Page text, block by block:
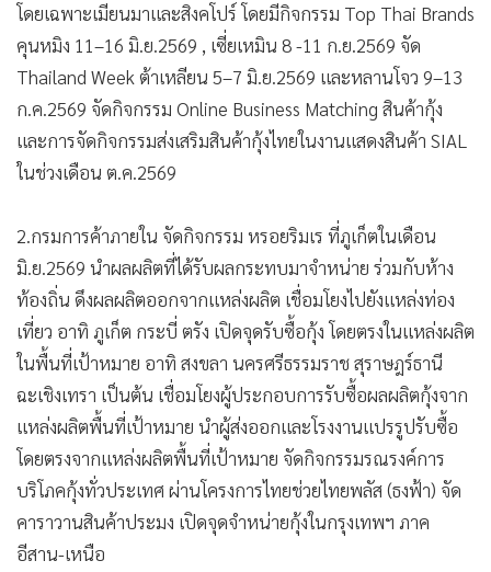
โดยเฉพาะเมียนมาและสิงคโปร์ โดยมีกิจกรรม Top Thai Brands
คุนหมิง 11–16 มิ.ย.2569 , เซี่ยเหมิน 8 -11 ก.ย.2569 จัด
Thailand Week ต้าเหลียน 5–7 มิ.ย.2569 และหลานโจว 9–13
ก.ค.2569 จัดกิจกรรม Online Business Matching สินค้ากุ้ง
และการจัดกิจกรรมส่งเสริมสินค้ากุ้งไทยในงานแสดงสินค้า SIAL
ในช่วงเดือน ต.ค.2569
2.กรมการค้าภายใน จัดกิจกรรม หรอยริมเร ที่ภูเก็ตในเดือน
มิ.ย.2569 นำผลผลิตที่ได้รับผลกระทบมาจำหน่าย ร่วมกับห้าง
ท้องถิ่น ดึงผลผลิตออกจากแหล่งผลิต เชื่อมโยงไปยังแหล่งท่อง
เที่ยว อาทิ ภูเก็ต กระบี่ ตรัง เปิดจุดรับซื้อกุ้ง โดยตรงในแหล่งผลิต
ในพื้นที่เป้าหมาย อาทิ สงขลา นครศรีธรรมราช สุราษฎร์ธานี
ฉะเชิงเทรา เป็นต้น เชื่อมโยงผู้ประกอบการรับซื้อผลผลิตกุ้งจาก
แหล่งผลิตพื้นที่เป้าหมาย นำผู้ส่งออกและโรงงานแปรรูปรับซื้อ
โดยตรงจากแหล่งผลิตพื้นที่เป้าหมาย จัดกิจกรรมรณรงค์การ
บริโภคกุ้งทั่วประเทศ ผ่านโครงการไทยช่วยไทยพลัส (ธงฟ้า) จัด
คาราวานสินค้าประมง เปิดจุดจำหน่ายกุ้งในกรุงเทพฯ ภาค
อีสาน-เหนือ